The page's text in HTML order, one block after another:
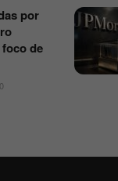
por
de